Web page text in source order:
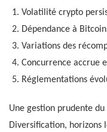
Volatilité crypto
Dépendance à
Variations des
Concurrence accrue
Réglementations
Une gestion prudente
Diversification, horizons